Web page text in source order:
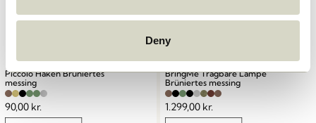
Deny
Piccolo Haken Brüniertes
messing
90,00 kr.
BringMe Tragbare Lampe
Brüniertes messing
1.299,00 kr.